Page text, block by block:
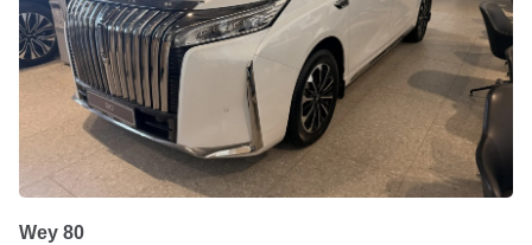
Wey 80